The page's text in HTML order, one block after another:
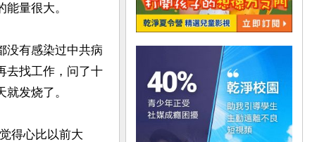
量很大。
没有感染过中共病
去找工作，问了十
发烧了。
得心比以前大